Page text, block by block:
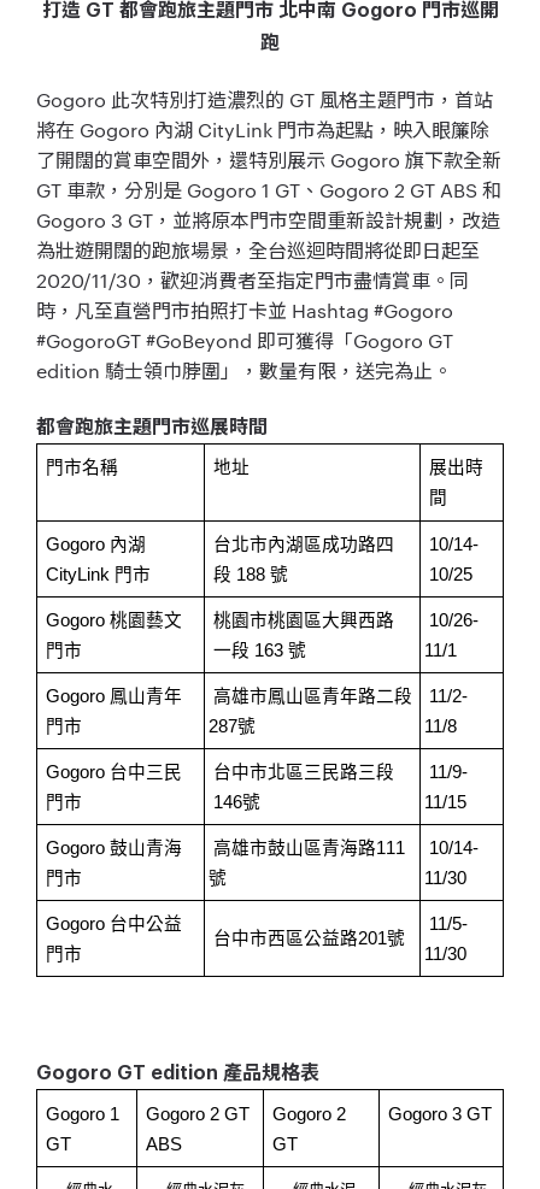
打造 GT 都會跑旅主題門市 北中南 Gogoro 門市巡開
跑
Gogoro 此次特別打造濃烈的 GT 風格主題門市，首站
將在 Gogoro 內湖 CityLink 門市為起點，映入眼簾除
了開闊的賞車空間外，還特別展示 Gogoro 旗下款全新
GT 車款，分別是 Gogoro 1 GT、Gogoro 2 GT ABS 和
Gogoro 3 GT，並將原本門市空間重新設計規劃，改造
為壯遊開闊的跑旅場景，全台巡迴時間將從即日起至
2020/11/30，歡迎消費者至指定門市盡情賞車。同
時，凡至直營門市拍照打卡並 Hashtag #Gogoro
#GogoroGT #GoBeyond 即可獲得「Gogoro GT
edition 騎士領巾脖圍」，數量有限，送完為止。
都會跑旅主題門市巡展時間
門市名稱 地址
展出時
間
Gogoro 內湖
CityLink 門市
台北市內湖區成功路四
段 188 號
10/14-
10/25
Gogoro 桃園藝文
門市
桃園市桃園區大興西路
一段 163 號
10/26-
11/1
Gogoro 鳳山青年
門市
高雄市鳳山區青年路二段
287號
11/2-
11/8
Gogoro 台中三民
門市
台中市北區三民路三段
146號
11/9-
11/15
Gogoro 鼓山青海
門市
高雄市鼓山區青海路111
號
10/14-
11/30
Gogoro 台中公益
門市
台中市西區公益路201號
11/5-
11/30
Gogoro GT edition 產品規格表
Gogoro 1
GT
Gogoro 2 GT
ABS
Gogoro 2
GT
Gogoro 3 GT